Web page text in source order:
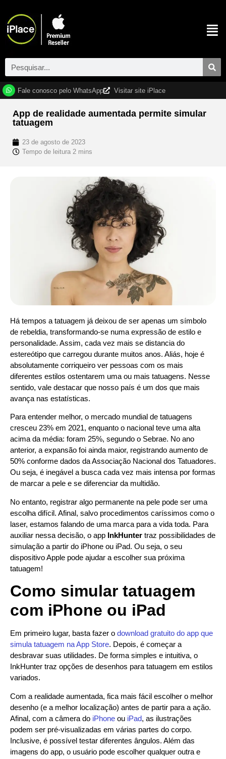
Fale conosco pelo WhatsApp Visitar site iPlace
App de realidade aumentada permite simular
tatuagem
23 de agosto de 2023
Há tempos a tatuagem já deixou de ser apenas um símbolo
de rebeldia, transformando-se numa expressão de estilo e
personalidade. Assim, cada vez mais se distancia do
estereótipo que carregou durante muitos anos. Aliás, hoje é
absolutamente corriqueiro ver pessoas com os mais
diferentes estilos ostentarem uma ou mais tatuagens. Nesse
sentido, vale destacar que nosso país é um dos que mais
avança nas estatísticas.
Para entender melhor, o mercado mundial de tatuagens
cresceu 23% em 2021, enquanto o nacional teve uma alta
acima da média: foram 25%, segundo o Sebrae. No ano
anterior, a expansão foi ainda maior, registrando aumento de
50% conforme dados da Associação Nacional dos Tatuadores.
Ou seja, é inegável a busca cada vez mais intensa por formas
de marcar a pele e se diferenciar da multidão.
No entanto, registrar algo permanente na pele pode ser uma
escolha difícil. Afinal, salvo procedimentos caríssimos como o
laser, estamos falando de uma marca para a vida toda. Para
auxiliar nessa decisão, o app InkHunter traz possibilidades de
simulação a partir do iPhone ou iPad. Ou seja, o seu
dispositivo Apple pode ajudar a escolher sua próxima
tatuagem!
Como simular tatuagem
com iPhone ou iPad
Em primeiro lugar, basta fazer o download gratuito do app que
simula tatuagem na App Store. Depois, é começar a
desbravar suas utilidades. De forma simples e intuitiva, o
InkHunter traz opções de desenhos para tatuagem em estilos
variados.
Com a realidade aumentada, fica mais fácil escolher o melhor
desenho (e a melhor localização) antes de partir para a ação.
Afinal, com a câmera do iPhone ou iPad, as ilustrações
podem ser pré-visualizadas em várias partes do corpo.
Inclusive, é possível testar diferentes ângulos. Além das
imagens do app, o usuário pode escolher qualquer outra e